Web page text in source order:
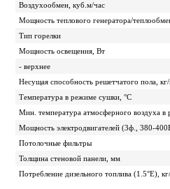
Воздухообмен, куб.м/час
Мощность теплового генератора/
Тип горелки
Мощность освещения, Вт
- верхнее
Несущая способность решетчатого пола, кг/
Температура в режиме сушки, °С
Мин. температура атмосферного воздуха в
Мощность электродвигателей (3ф., 380-
Потолочные фильтры
Толщина стеновой панели, мм
Потребление дизельного топлива (1.5°E),